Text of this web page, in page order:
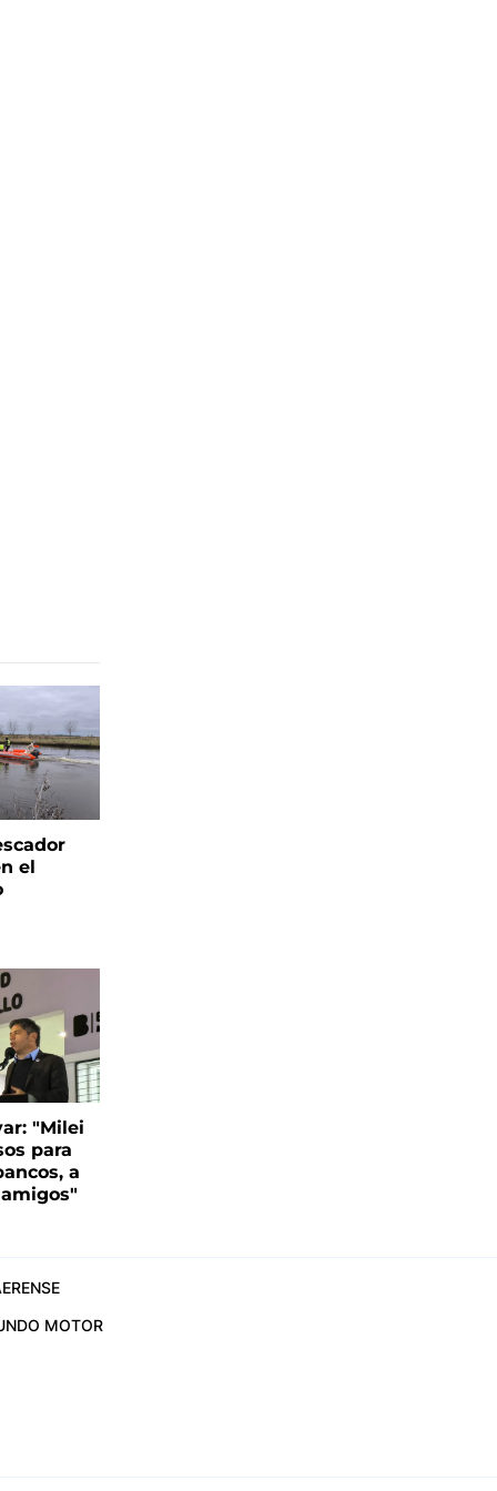
el
"Milei
para
a
MOTOR